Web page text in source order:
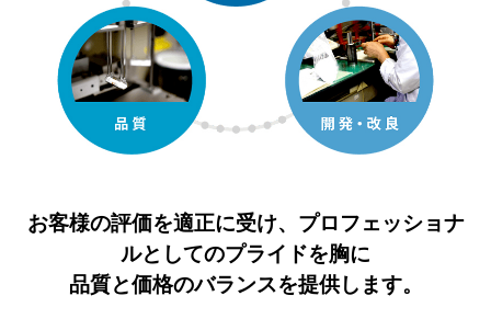
お客様の評価を適正に受け、プロフェッショナ
ルとしてのプライドを胸に
品質と価格のバランスを提供します。